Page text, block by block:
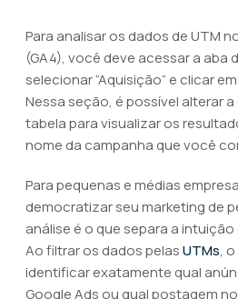
Para analisar os dados de UTM
(GA4), você deve acessar a aba
selecionar “Aquisição” e clicar
Nessa seção, é possível alterar
tabela para visualizar os
nome da campanha que você
Para pequenas e médias
democratizar seu marketing de
análise é o que separa a
Ao filtrar os dados pelasUTMs,
identificar exatamente qual
Google Ads ou qual postagem